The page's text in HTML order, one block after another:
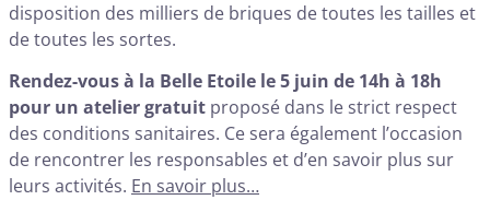
disposition des milliers de briques de toutes les tailles et
de toutes les sortes.
Rendez-vous à la Belle Etoile le 5 juin de 14h à 18h
pour un atelier gratuit proposé dans le strict respect
des conditions sanitaires. Ce sera également l’occasion
de rencontrer les responsables et d’en savoir plus sur
leurs activités. En savoir plus…